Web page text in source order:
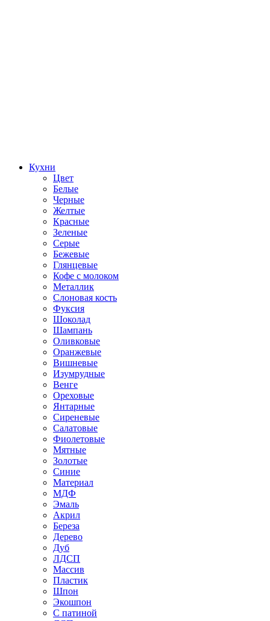
Кухни
Цвет
Белые
Черные
Желтые
Красные
Зеленые
Серые
Бежевые
Глянцевые
Кофе с молоком
Металлик
Слоновая кость
Фуксия
Шоколад
Шампань
Оливковые
Оранжевые
Вишневые
Изумрудные
Венге
Ореховые
Янтарные
Сиреневые
Салатовые
Фиолетовые
Мятные
Золотые
Синие
Материал
МДФ
Эмаль
Акрил
Береза
Дерево
Дуб
ЛДСП
Массив
Пластик
Шпон
Экошпон
С патиной